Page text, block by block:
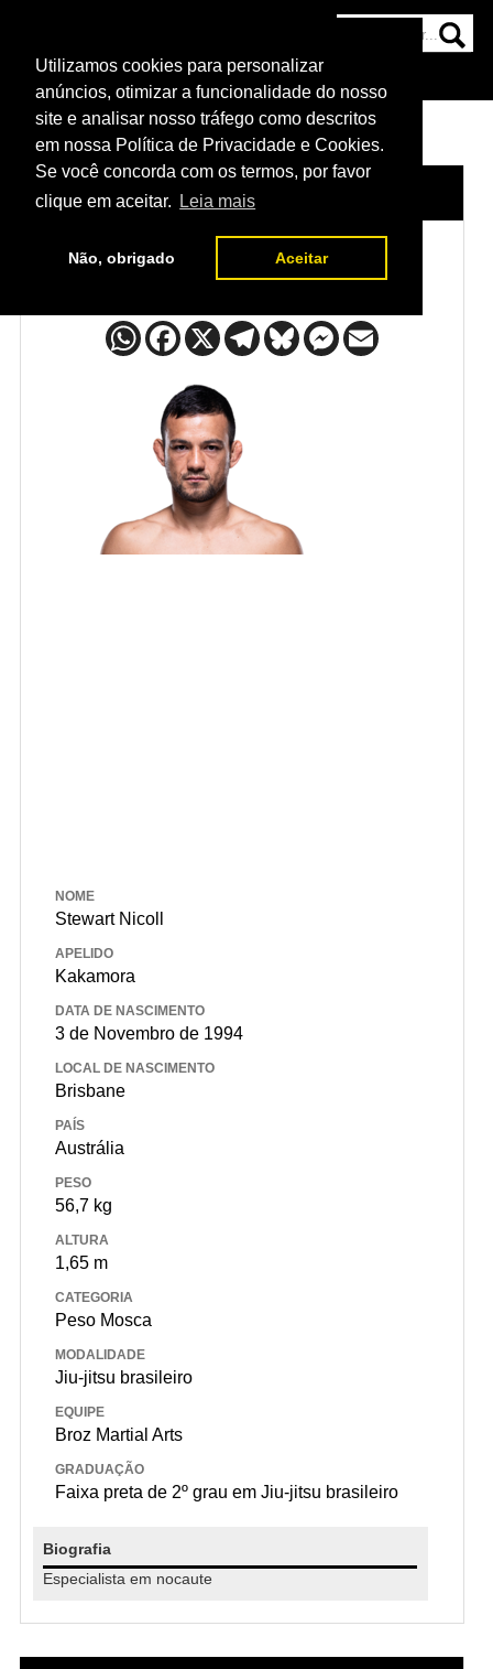
Utilizamos cookies para personalizar
anúncios, otimizar a funcionalidade do nosso
site e analisar nosso tráfego como descritos
em nossa Política de Privacidade e Cookies.
Se você concorda com os termos, por favor
clique em aceitar.
Leia mais
Não, obrigado Aceitar
NOTÍCIAS
HOME LUTADORES /
Stewart Nicoll
NOME
Stewart Nicoll
APELIDO
Kakamora
DATA DE NASCIMENTO
3 de Novembro de 1994
LOCAL DE NASCIMENTO
Brisbane
PAÍS
Austrália
PESO
56,7 kg
ALTURA
1,65 m
CATEGORIA
Peso Mosca
MODALIDADE
Jiu-jitsu brasileiro
EQUIPE
Broz Martial Arts
GRADUAÇÃO
Faixa preta de 2º grau em Jiu-jitsu brasileiro
Biografia
Especialista em nocaute